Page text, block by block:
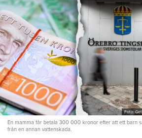
Foto:
En mamma får betala 300 000 kronor efter att ett barn
från en annan vattenskada.